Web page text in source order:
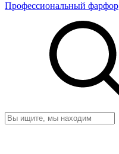
Профессиональный фарфор